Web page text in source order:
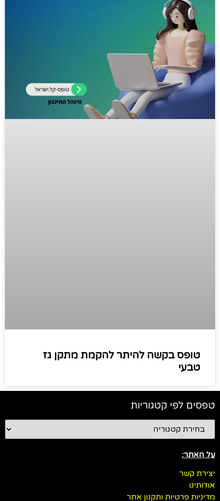
טופס בקשה להיתר להקמת מתקן גז
טבעי
טפסים לפי קטגוריות
על האתר:
יצירת קשר
אודותינו
מדיניות פרטיות ותקנון אתר